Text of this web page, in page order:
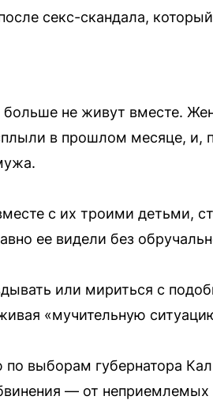
секс-скандала,
не живут вместе.
в прошлом месяце, и,
с их троими детьми,
ее видели без
или мириться с
«мучительную
выборам губернатора
— от